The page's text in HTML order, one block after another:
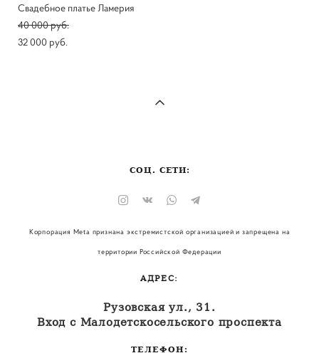
Свадебное платье Ламерия
40 000 pуб.
32 000 pуб.
СОЦ. СЕТИ:
Корпорация Meta признана экстремистской организацией и запрещена на
территории Российской Федерации
АДРЕС:
Рузовская ул., 31.
Вход с Малодетскосельского проспекта
ТЕЛЕФОН: